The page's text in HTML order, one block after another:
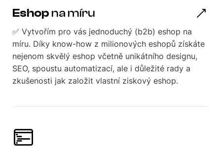
Eshop na míru
✅ Vytvořím pro vás jednoduchý (b2b) eshop na
míru. Díky know-how z milionových eshopů získáte
nejenom skvělý eshop včetně unikátního designu,
SEO, spoustu automatizací, ale i důležité rady a
zkušenosti jak založit vlastní ziskový eshop.